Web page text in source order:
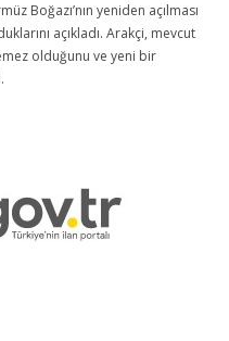
Boğazı’nın yeniden açılması
açıkladı. Arakçi, mevcut
olduğunu ve yeni bir